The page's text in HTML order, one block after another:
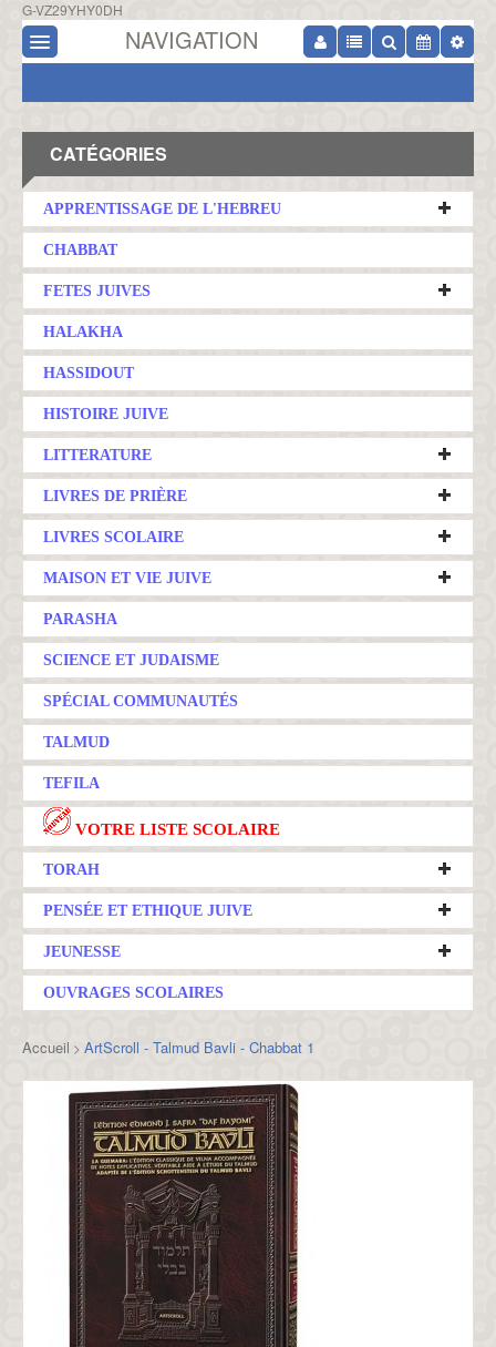
G-VZ29YHY0DH
NAVIGATION
CATÉGORIES
APPRENTISSAGE DE L'HEBREU
CHABBAT
FETES JUIVES
HALAKHA
HASSIDOUT
HISTOIRE JUIVE
LITTERATURE
LIVRES DE PRIÈRE
LIVRES SCOLAIRE
MAISON ET VIE JUIVE
PARASHA
SCIENCE ET JUDAISME
SPÉCIAL COMMUNAUTÉS
TALMUD
TEFILA
VOTRE LISTE SCOLAIRE
TORAH
PENSÉE ET ETHIQUE JUIVE
JEUNESSE
OUVRAGES SCOLAIRES
Accueil > ArtScroll - Talmud Bavli - Chabbat 1